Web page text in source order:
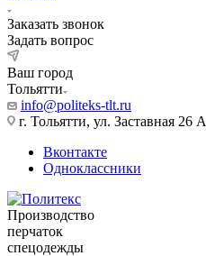
Заказать звонок
Задать вопрос
Ваш город
Тольятти
info@politeks-tlt.ru
г. Тольятти, ул. Заставная 26 А
Вконтакте
Одноклассники
Производство
перчаток
спецодежды